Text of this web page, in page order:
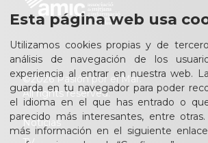
©2026 Pasión por el Mar.
All rights reserved.
Noticias
Esta página web usa
Utilizamos cookies propias y de
análisis de navegación de los
experiencia al entrar en nuestra web.
guarda en tu navegador para poder
el idioma en el que has entrado o
parecido más interesantes, entre
más información en el siguiente